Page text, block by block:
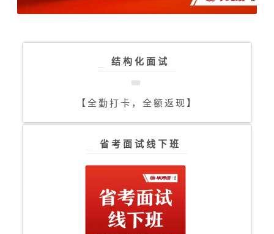
结构化面试
全勤打卡，全额返现